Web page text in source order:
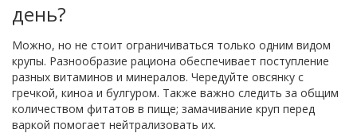
день?
Можно, но не стоит ограничиваться только одним видом
крупы. Разнообразие рациона обеспечивает поступление
разных витаминов и минералов. Чередуйте овсянку с
гречкой, киноа и булгуром. Также важно следить за общим
количеством фитатов в пище; замачивание круп перед
варкой помогает нейтрализовать их.